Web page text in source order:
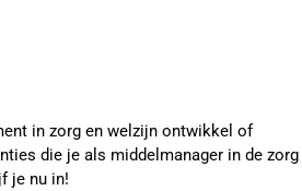
in zorg en welzijn ontwikkel of
die je als middelmanager in de zorg
je nu in!